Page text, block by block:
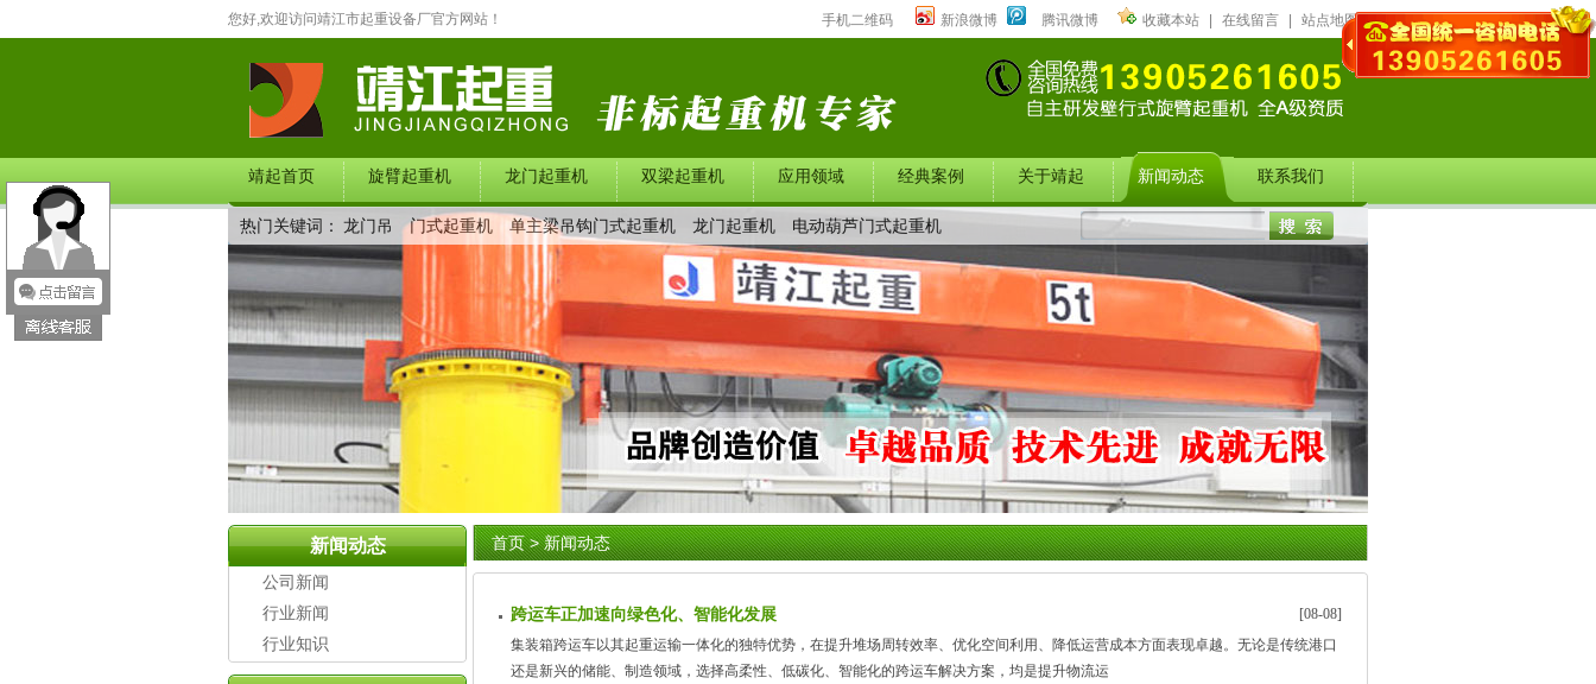
您好,欢迎访问靖江市起重设备厂官方网站！ 手机二维码 新浪微博 腾讯微博 收藏本站 在线留言 站点地图
靖起首页 旋臂起重机 龙门起重机 双梁起重机 应用领域 经典案例 关于靖起 新闻动态 联系我们
在线留言 联系我们 产品中心
热门关键词： 龙门吊 门式起重机 单主梁吊钩门式起重机 龙门起重机 电动葫芦门式起重机
新闻动态
公司新闻
行业新闻
行业知识
首页>新闻动态
跨运车正加速向绿色化、智能化发展
[08-08]
集装箱跨运车以其起重运输一体化的独特优势，在提升堆场周转效率、优化空间利用、降低运营成本方面表现卓越。无论是传统港口
还是新兴的储能、制造领域，选择高柔性、低碳化、智能化的跨运车解决方案，均是提升物流运